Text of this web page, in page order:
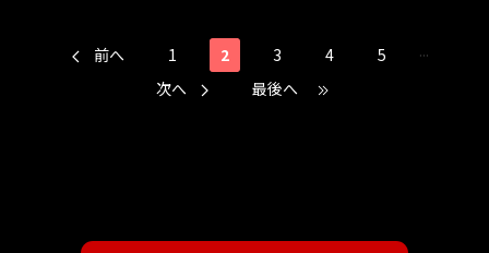
前へ 1 2 3 4 5
...
次へ
最後へ